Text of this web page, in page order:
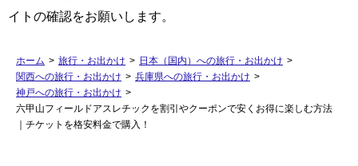
イトの確認をお願いします。
ホーム > 旅行・お出かけ > 日本（国内）への旅行・お出かけ >
関西への旅行・お出かけ > 兵庫県への旅行・お出かけ >
神戸への旅行・お出かけ >
六甲山フィールドアスレチックを割引やクーポンで安くお得に楽しむ方法
｜チケットを格安料金で購入！